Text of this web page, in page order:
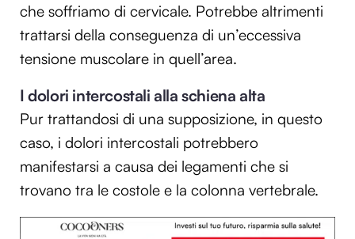
che soffriamo di cervicale. Potrebbe altrimenti
trattarsi della conseguenza di un’eccessiva
tensione muscolare in quell’area.
I dolori intercostali alla schiena alta
Pur trattandosi di una supposizione, in questo
caso, i dolori intercostali potrebbero
manifestarsi a causa dei legamenti che si
trovano tra le costole e la colonna vertebrale.